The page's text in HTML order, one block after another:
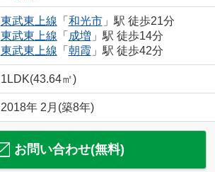
東武東上線 「 和光市」駅 徒歩21分
東武東上線 「 成増 」駅 徒歩14分
東武東上線 「 朝霞 」駅 徒歩42分
1LDK(43.64㎡)
2018年 2月(築8年)
お問い合わせ(無料)